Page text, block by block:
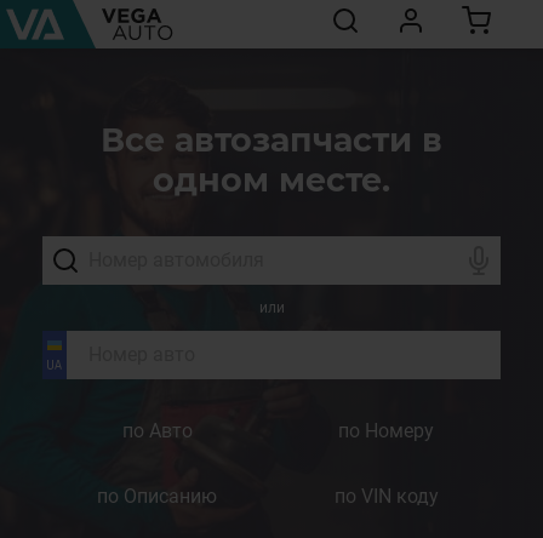
Все автозапчасти в
одном месте.
или
по Авто по Номеру
по Описанию по VIN коду